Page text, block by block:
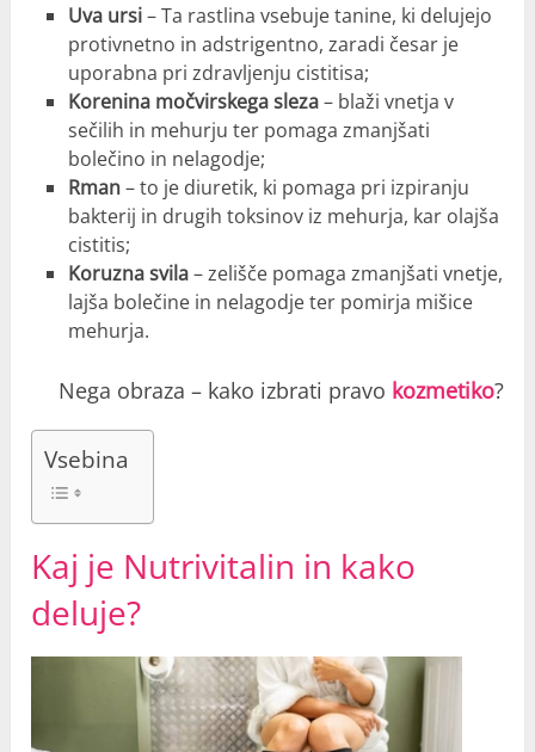
Uva ursi– Ta rastlina vsebuje tanine, ki delujejo
protivnetno in adstrigentno, zaradi česar je
uporabna pri zdravljenju cistitisa;
Korenina močvirskega sleza– blaži vnetja v
sečilih in mehurju ter pomaga zmanjšati
bolečino in nelagodje;
Rman– to je diuretik, ki pomaga pri izpiranju
bakterij in drugih toksinov iz mehurja, kar olajša
cistitis;
Koruzna svila– zelišče pomaga zmanjšati vnetje,
lajša bolečine in nelagodje ter pomirja mišice
mehurja.
Nega obraza – kako izbrati pravo kozmetiko?
Vsebina
Kaj je Nutrivitalin in kako
deluje?